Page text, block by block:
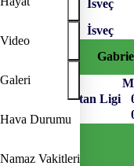
Video
Galeri
Hava Durumu
Namaz Vakitleri
Uyruk
İsveç
Müsabaka
İsveç Superettan Ligi
Toplam
TRENARFR